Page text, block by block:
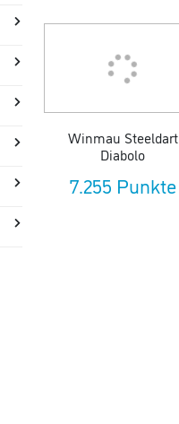
Winmau Steeldart
Diabolo
7.255 Punkte